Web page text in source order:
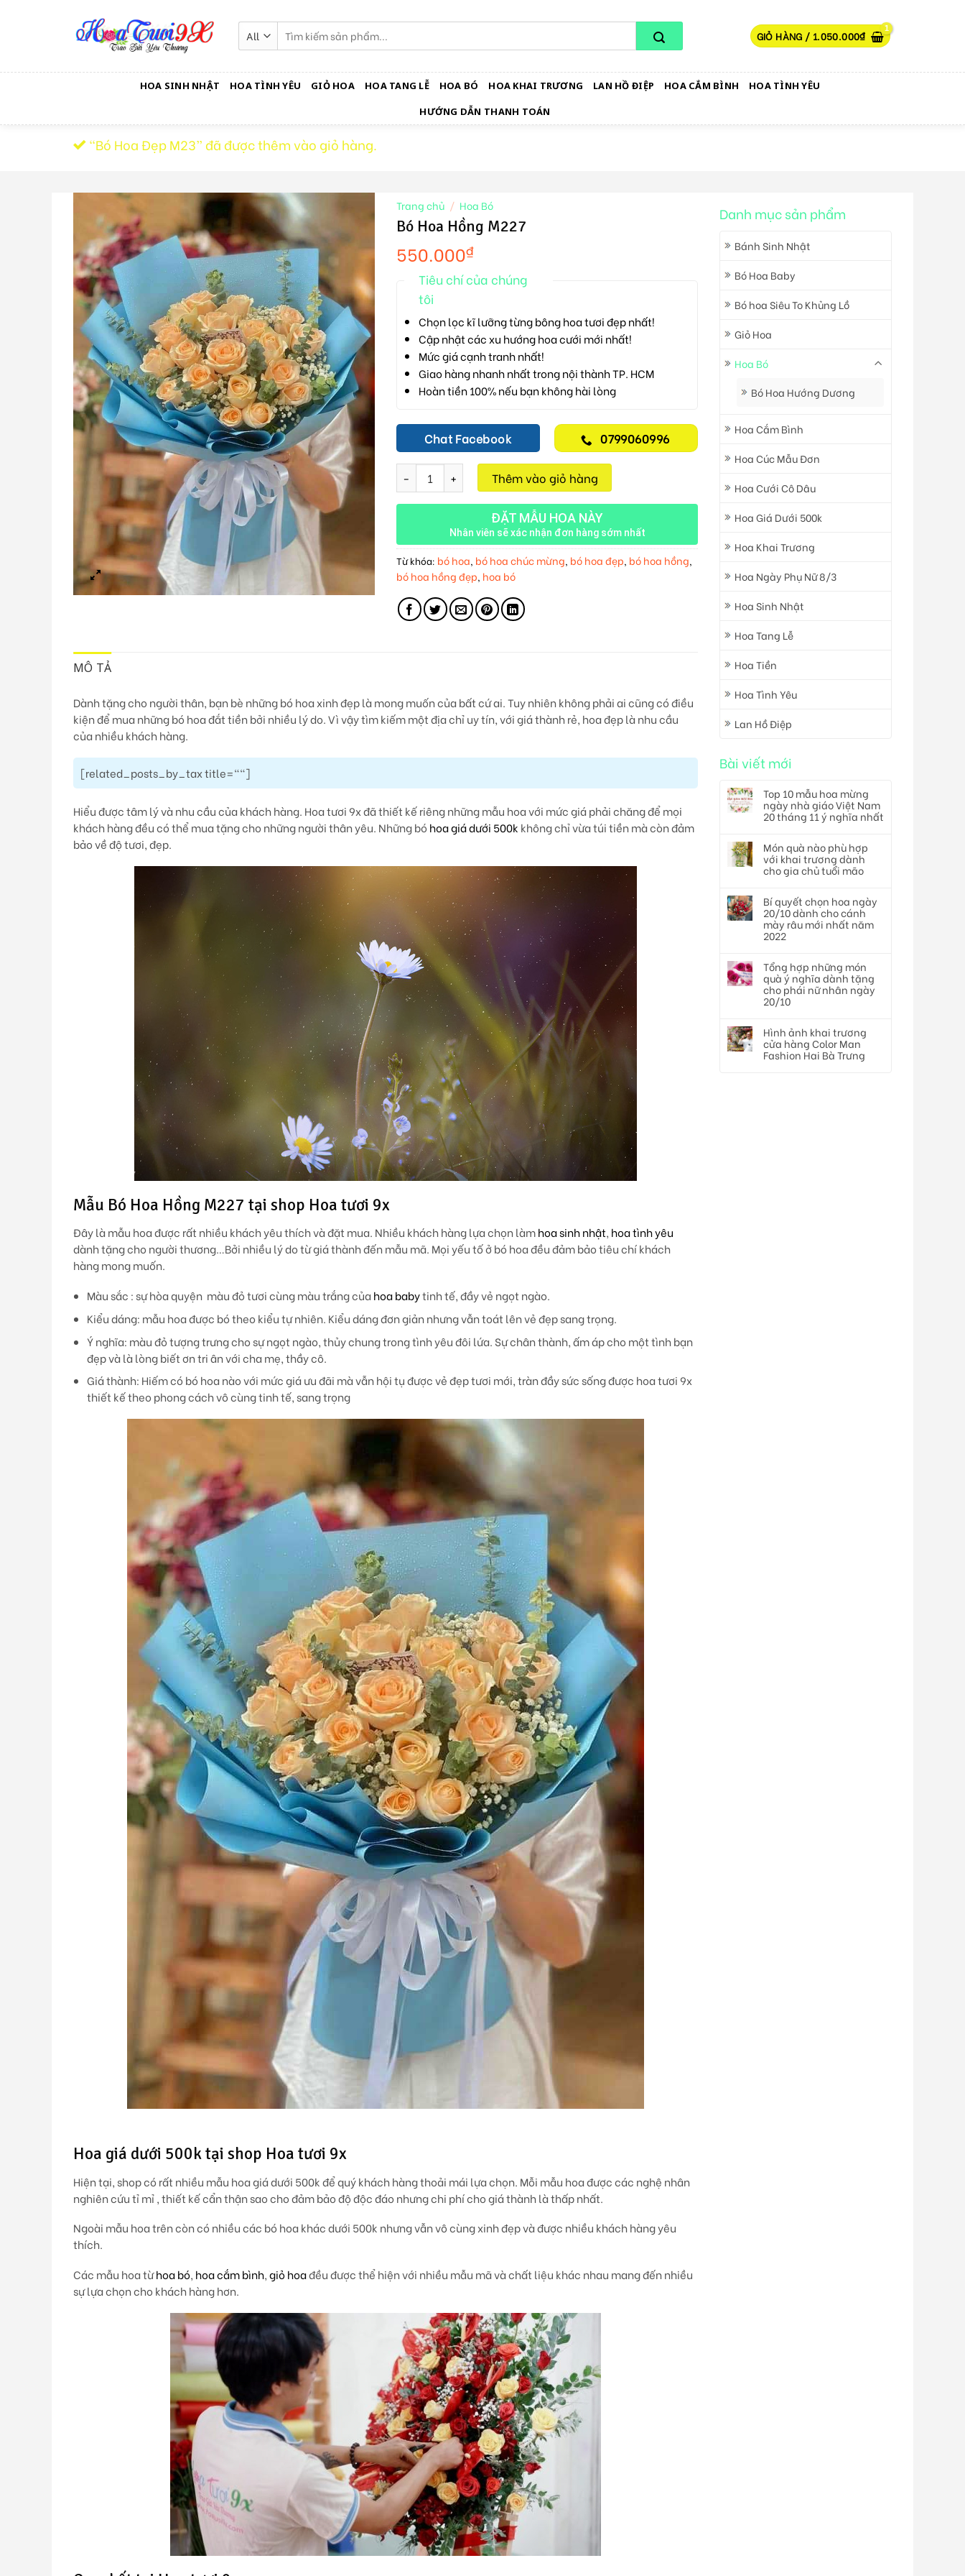
kiếm:
GIỎ HÀNG / 1.050.000₫
HOA SINH NHẬT HOA TÌNH YÊU GIỎ HOA HOA TANG LỄ HOA BÓ HOA KHAI TRƯƠNG LAN HỒ ĐIỆP HOA CẮM BÌNH
HOA TÌNH YÊU
HƯỚNG DẪN THANH TOÁN
“Bó Hoa Đẹp M23” đã được thêm vào giỏ hàng.
Danh mục sản phẩm
Bánh Sinh Nhật
Bó Hoa Baby
Bó hoa Siêu To Khủng Lồ
Giỏ Hoa
Hoa Bó
Bó Hoa Hướng Dương
Hoa Cắm Bình
Hoa Cúc Mẫu Đơn
Hoa Cưới Cô Dâu
Hoa Giá Dưới 500k
Hoa Khai Trương
Hoa Ngày Phụ Nữ 8/3
Hoa Sinh Nhật
Hoa Tang Lễ
Hoa Tiền
Hoa Tình Yêu
Lan Hồ Điệp
Bài viết mới
Top 10 mẫu hoa mừng
ngày nhà giáo Việt Nam
20 tháng 11 ý nghĩa nhất
Món quà nào phù hợp
với khai trương dành
cho gia chủ tuổi mão
Bí quyết chọn hoa ngày
20/10 dành cho cánh
mày râu mới nhất năm
2022
Tổng hợp những món
quà ý nghĩa dành tặng
cho phái nữ nhân ngày
20/10
Hình ảnh khai trương
cửa hàng Color Man
Fashion Hai Bà Trưng
Trang chủ / Hoa Bó
Bó Hoa Hồng M227
550.000₫
Tiêu chí của chúng
tôi
Chọn lọc kĩ lưỡng từng bông hoa tươi đẹp nhất!
Cập nhật các xu hướng hoa cưới mới nhất!
Mức giá cạnh tranh nhất!
Giao hàng nhanh nhất trong nội thành TP. HCM
Hoàn tiền 100% nếu bạn không hài lòng
Chat Facebook 0799060996
Bó Hoa Hồng M227 số lượngThêm vào giỏ hàng
ĐẶT MẪU HOA NÀY
Nhân viên sẽ xác nhận đơn hàng sớm nhất
Từ khóa: bó hoa, bó hoa chúc mừng, bó hoa đẹp, bó hoa hồng,
bó hoa hồng đẹp, hoa bó
MÔ TẢ
Dành tặng cho người thân, bạn bè những bó hoa xinh đẹp là mong muốn của bất cứ ai. Tuy nhiên không phải ai cũng có điều
kiện để mua những bó hoa đắt tiền bởi nhiều lý do. Vì vậy tìm kiếm một địa chỉ uy tín, với giá thành rẻ, hoa đẹp là nhu cầu
của nhiều khách hàng.
[related_posts_by_tax title=""]
Hiểu được tâm lý và nhu cầu của khách hàng. Hoa tươi 9x đã thiết kế riêng những mẫu hoa với mức giá phải chăng để mọi
khách hàng đều có thể mua tặng cho những người thân yêu. Những bó hoa giá dưới 500k không chỉ vừa túi tiền mà còn đảm
bảo về độ tươi, đẹp.
Mẫu Bó Hoa Hồng M227 tại shop Hoa tươi 9x
Đây là mẫu hoa được rất nhiều khách yêu thích và đặt mua. Nhiều khách hàng lựa chọn làmhoa sinh nhật, hoa tình yêu
dành tặng cho người thương…Bởi nhiều lý do từ giá thành đến mẫu mã. Mọi yếu tố ở bó hoa đều đảm bảo tiêu chí khách
hàng mong muốn.
Màu sắc : sự hòa quyện màu đỏ tươi cùng màu trắng củahoa babytinh tế, đầy vẻ ngọt ngào.
Kiểu dáng: mẫu hoa được bó theo kiểu tự nhiên. Kiểu dáng đơn giản nhưng vẫn toát lên vẻ đẹp sang trọng.
Ý nghĩa: màu đỏ tượng trưng cho sự ngọt ngào, thủy chung trong tình yêu đôi lứa. Sự chân thành, ấm áp cho một tình bạn
đẹp và là lòng biết ơn tri ân với cha mẹ, thầy cô.
Giá thành: Hiếm có bó hoa nào với mức giá ưu đãi mà vẫn hội tụ được vẻ đẹp tươi mới, tràn đầy sức sống được hoa tươi 9x
thiết kế theo phong cách vô cùng tinh tế, sang trọng
Hoa giá dưới 500k tại shop Hoa tươi 9x
Hiện tại, shop có rất nhiều mẫu hoa giá dưới 500k để quý khách hàng thoải mái lựa chọn. Mỗi mẫu hoa được các nghệ nhân
nghiên cứu tỉ mỉ , thiết kế cẩn thận sao cho đảm bảo độ độc đáo nhưng chi phí cho giá thành là thấp nhất.
Ngoài mẫu hoa trên còn có nhiều các bó hoa khác dưới 500k nhưng vẫn vô cùng xinh đẹp và được nhiều khách hàng yêu
thích.
Các mẫu hoa từhoa bó, hoa cắm bình,giỏ hoađều được thể hiện với nhiều mẫu mã và chất liệu khác nhau mang đến nhiều
sự lựa chọn cho khách hàng hơn.